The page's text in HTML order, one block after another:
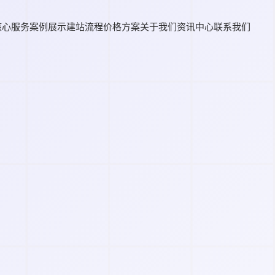
服务案例展示建站流程价格方案关于我们资讯中心联系我们